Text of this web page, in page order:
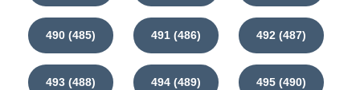
490 (485) 491 (486) 492 (487)
493 (488) 494 (489) 495 (490)